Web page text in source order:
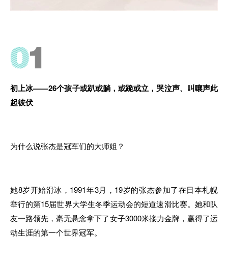
初上冰——26个孩子或趴或躺，或跪或立，哭泣声、叫嚷声此
起彼伏
为什么说张杰是冠军们的大师姐？
她8岁开始滑冰，1991年3月，19岁的张杰参加了在日本札幌
举行的第15届世界大学生冬季运动会的短道速滑比赛。她和队
友一路领先，毫无悬念拿下了女子3000米接力金牌，赢得了运
动生涯的第一个世界冠军。